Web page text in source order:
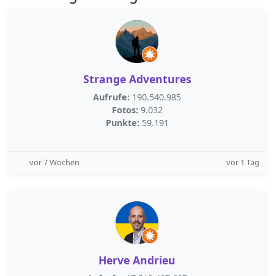
Strange Adventures
Aufrufe: 190.540.985
Fotos: 9.032
Punkte: 59.191
vor 7 Wochen vor 1 Tag
Herve Andrieu